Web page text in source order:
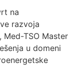
na
razvoja
Med-TSO Master
u domeni